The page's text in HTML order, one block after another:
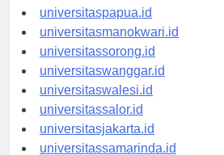
universitasjayapura.id
universitaspapua.id
universitasmanokwari.id
universitassorong.id
universitaswanggar.id
universitaswalesi.id
universitassalor.id
universitasjakarta.id